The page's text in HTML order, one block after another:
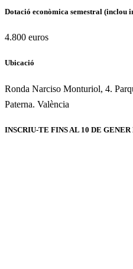
Dotació econòmica semestral (inclou
4.800 euros
Ubicació
Ronda Narciso Monturiol, 4.
Paterna. València
INSCRIU-TE FINS AL 10 DE GENER